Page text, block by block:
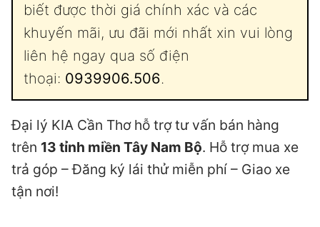
biết được thời giá chính xác và các
khuyến mãi, ưu đãi mới nhất xin vui lòng
liên hệ ngay qua số điện
thoại: 0939906.506.
Đại lý KIA Cần Thơ hỗ trợ tư vấn bán hàng
trên 13 tỉnh miền Tây Nam Bộ. Hỗ trợ mua xe
trả góp – Đăng ký lái thử miễn phí – Giao xe
tận nơi!